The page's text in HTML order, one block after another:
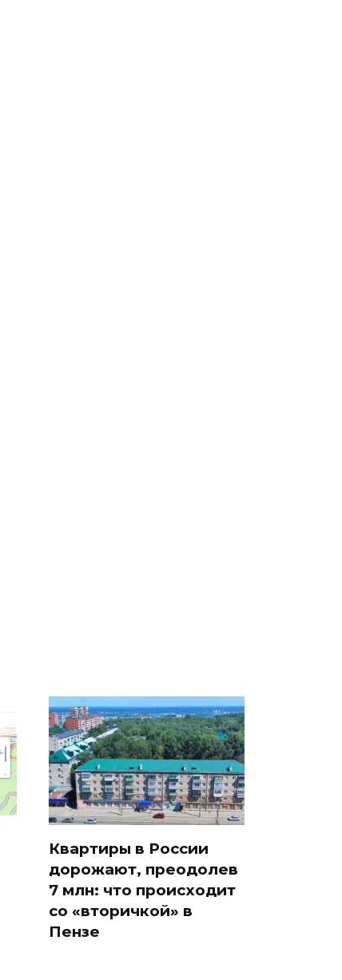
Квартиры в России
дорожают, преодолев
7 млн: что происходит
со «вторичкой» в
Пензе